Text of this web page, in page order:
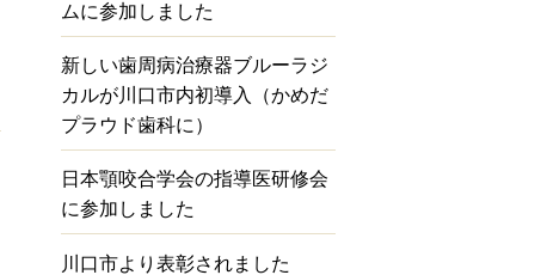
ムに参加しました
新しい歯周病治療器ブルーラジ
カルが川口市内初導入（かめだ
プラウド歯科に）
日本顎咬合学会の指導医研修会
に参加しました
川口市より表彰されました